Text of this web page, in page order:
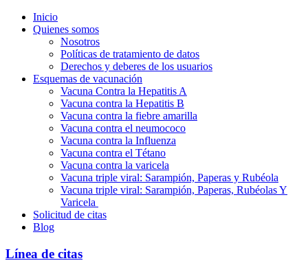
Inicio
Quienes somos
Nosotros
Políticas de tratamiento de datos
Derechos y deberes de los usuarios
Esquemas de vacunación
Vacuna Contra la Hepatitis A
Vacuna contra la Hepatitis B
Vacuna contra la fiebre amarilla
Vacuna contra el neumococo
Vacuna contra la Influenza
Vacuna contra el Tétano
Vacuna contra la varicela
Vacuna triple viral: Sarampión, Paperas y Rubéola
Vacuna triple viral: Sarampión, Paperas, Rubéolas Y
Varicela
Solicitud de citas
Blog
Línea de citas